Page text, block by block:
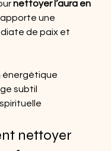
nettoyer l’aura en
apporte une
de paix et
énergétique
subtil
nettoyer